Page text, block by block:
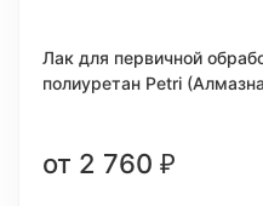
Лак для первичной
полиуретан Petri
от 2 760 ₽